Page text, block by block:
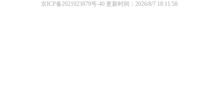
京ICP备2021023879号-40 更新时间：2026/8/7 18:11:58